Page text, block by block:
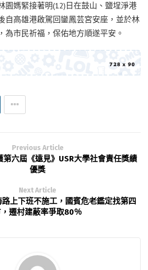
園媽緊接著明(12)日在鼓山、鹽埕淨港
自高雄港啟駕回鑾鳳芸宮安座，並於林
為市民祈福，保佑地方順遂平安。
Previous Article
第六屆《遠見》USR大學社會責任獎績
優獎
Next Article
上下班不施工，國賓危老鑑定找第四
遷村建蔽率爭取80％